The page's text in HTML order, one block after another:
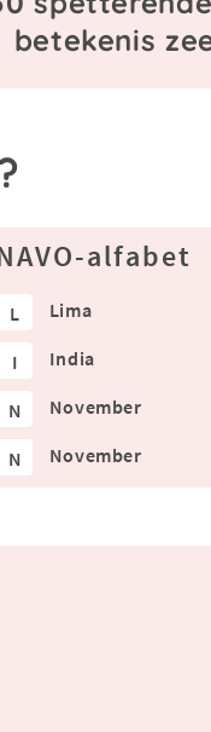
betekenis
alfabet
L Lima
I India
N November
N November